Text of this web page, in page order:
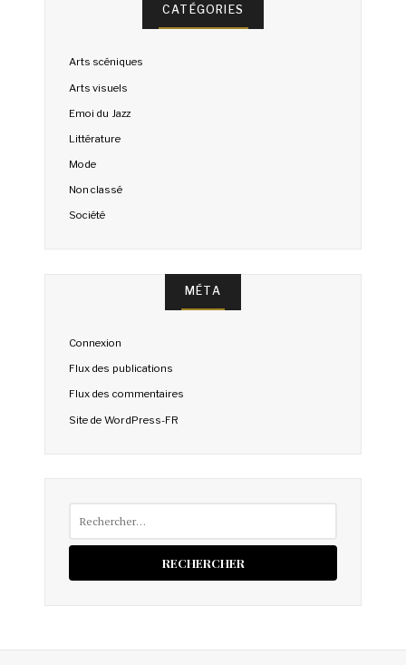
CATÉGORIES
Arts scéniques
Arts visuels
Emoi du Jazz
Littérature
Mode
Non classé
Société
MÉTA
Connexion
Flux des publications
Flux des commentaires
Site de WordPress-FR